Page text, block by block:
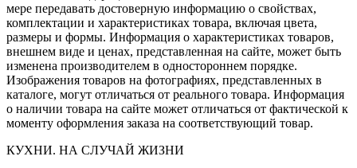
мере передавать достоверную информацию о свойствах,
комплектации и характеристиках товара, включая цвета,
размеры и формы. Информация о характеристиках товаров,
внешнем виде и ценах, представленная на сайте, может быть
изменена производителем в одностороннем порядке.
Изображения товаров на фотографиях, представленных в
каталоге, могут отличаться от реального товара. Информация
о наличии товара на сайте может отличаться от фактической к
моменту оформления заказа на соответствующий товар.
КУХНИ. НА СЛУЧАЙ ЖИЗНИ